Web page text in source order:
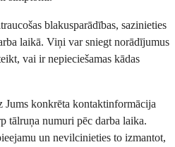
blakusparādības, sazinieties
laikā. Viņi var sniegt norādījumus
vai ir nepieciešamas kādas
Jums konkrēta kontaktinformācija
tālruņa numuri pēc darba laika.
un nevilcinieties to izmantot,